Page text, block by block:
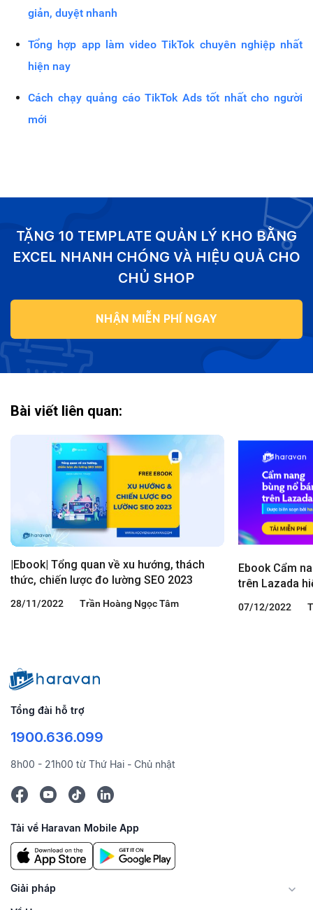
giản, duyệt nhanh
Tổng hợp app làm video TikTok chuyên nghiệp nhất
hiện nay
Cách chạy quảng cáo TikTok Ads tốt nhất cho người
mới
TẶNG 10 TEMPLATE QUẢN LÝ KHO BẰNG
EXCEL NHANH CHÓNG VÀ HIỆU QUẢ CHO
CHỦ SHOP
NHẬN MIỄN PHÍ NGAY
Bài viết liên quan:
|Ebook| Tổng quan về xu hướng, thách
thức, chiến lược đo lường SEO 2023
28/11/2022 Trần Hoàng Ngọc Tâm
Ebook Cẩm
trên Lazada
07/12/2022
Tổng đài hỗ trợ
1900.636.099
8h00 - 21h00 từ Thứ Hai - Chủ nhật
Tải về Haravan Mobile App
Giải pháp